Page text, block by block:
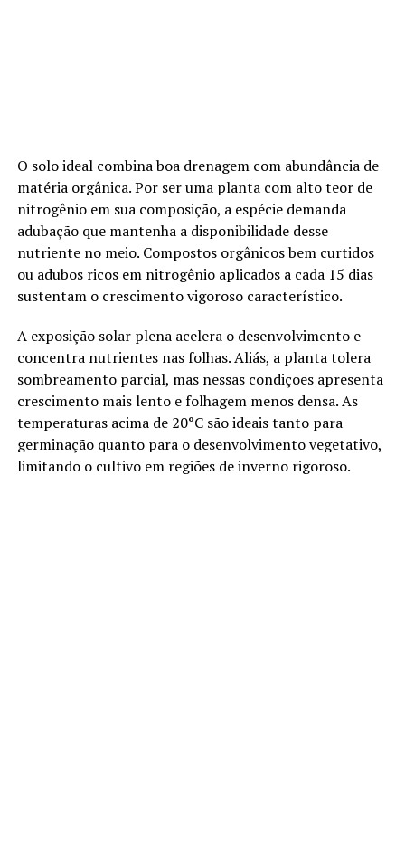
O solo ideal combina boa drenagem com abundância de
matéria orgânica. Por ser uma planta com alto teor de
nitrogênio em sua composição, a espécie demanda
adubação que mantenha a disponibilidade desse
nutriente no meio. Compostos orgânicos bem curtidos
ou adubos ricos em nitrogênio aplicados a cada 15 dias
sustentam o crescimento vigoroso característico.
A exposição solar plena acelera o desenvolvimento e
concentra nutrientes nas folhas. Aliás, a planta tolera
sombreamento parcial, mas nessas condições apresenta
crescimento mais lento e folhagem menos densa. As
temperaturas acima de 20°C são ideais tanto para
germinação quanto para o desenvolvimento vegetativo,
limitando o cultivo em regiões de inverno rigoroso.